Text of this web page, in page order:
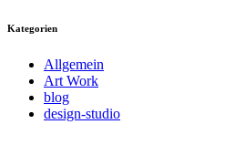
Kategorien
Allgemein
Art Work
blog
design-studio